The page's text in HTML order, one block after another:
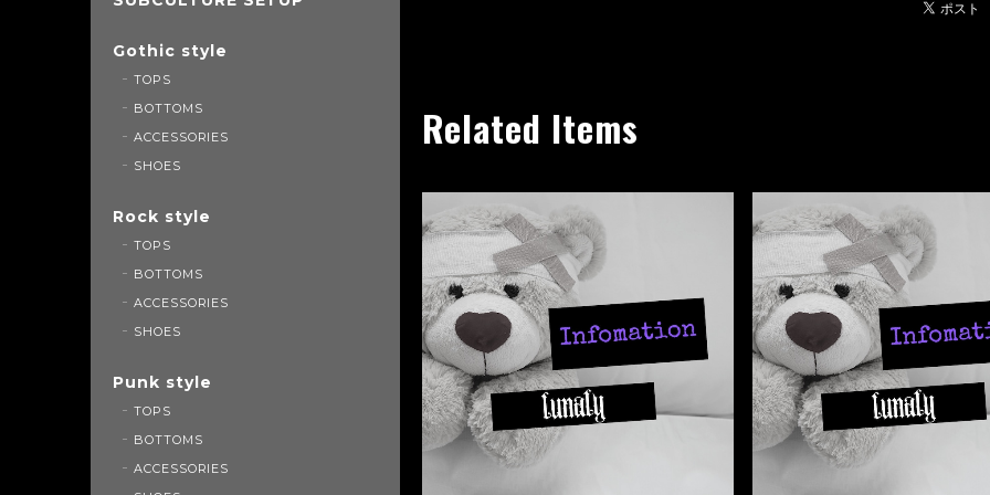
Related Items
Gothic style
TOPS
BOTTOMS
ACCESSORIES
SHOES
Rock style
TOPS
BOTTOMS
ACCESSORIES
SHOES
Punk style
TOPS
BOTTOMS
ACCESSORIES